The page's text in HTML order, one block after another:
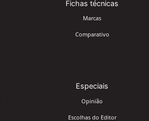
Fichas técnicas
Marcas
Comparativo
Especiais
Opinião
Escolhas do Editor